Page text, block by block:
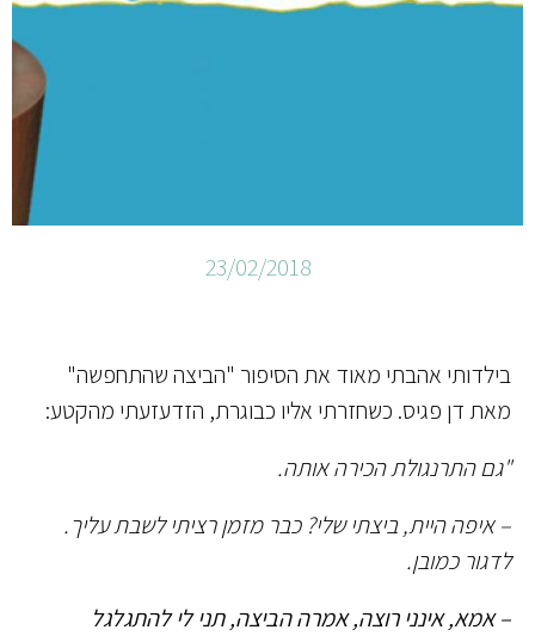
23/02/2018
בילדותי אהבתי מאוד את הסיפור "הביצה שהתחפשה"
מאת דן פגיס. כשחזרתי אליו כבוגרת, הזדעזעתי מהקטע:
"גם התרנגולת הכירה אותה.
– איפה היית, ביצתי שלי? כבר מזמן רציתי לשבת עליך.
לדגור כמובן.
– אמא, אינני רוצה, אמרה הביצה, תני לי להתגלגל